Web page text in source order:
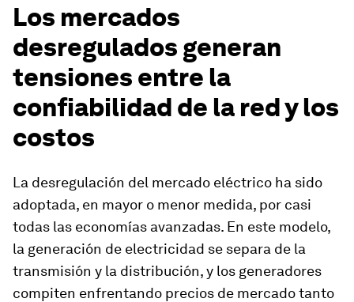
Los mercados
desregulados generan
tensiones entre la
confiabilidad de la red y los
costos
La desregulación del mercado eléctrico ha sido
adoptada, en mayor o menor medida, por casi
todas las economías avanzadas. En este modelo,
la generación de electricidad se separa de la
transmisión y la distribución, y los generadores
compiten enfrentando precios de mercado tanto